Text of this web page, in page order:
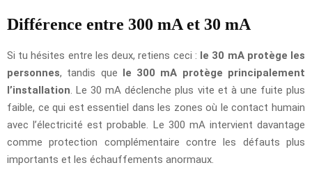
Différence entre 300 mA et 30 mA
Si tu hésites entre les deux, retiens ceci : le 30 mA protège les
personnes, tandis que le 300 mA protège principalement
l’installation . Le 30 mA déclenche plus vite et à une fuite plus
faible, ce qui est essentiel dans les zones où le contact humain
avec l’électricité est probable. Le 300 mA intervient davantage
comme protection complémentaire contre les défauts plus
importants et les échauffements anormaux.